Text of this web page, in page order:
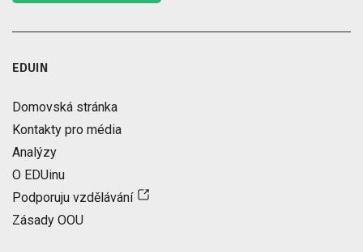
EDUIN
Domovská stránka
Kontakty pro média
Analýzy
O EDUinu
Podporuju vzdělávání
Zásady OOU